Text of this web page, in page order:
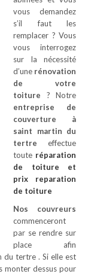
vous demandez
s’il faut les
remplacer ? Vous
vous interrogez
sur la nécessité
d’une rénovation
de votre
toiture ? Notre
entreprise de
couverture à
saint martin du
tertre effectue
toute réparation
de toiture et
prix reparation
de toiture
Nos couvreurs
commenceront
par se rendre sur
place afin
du tertre . Si elle est
monter dessus pour